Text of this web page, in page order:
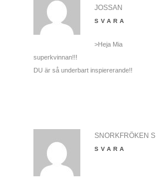
JOSSAN
SVARA
>Heja Mia
superkvinnan!!!
DU är så underbart inspiererande!!
SNORKFRÖKEN S
SVARA